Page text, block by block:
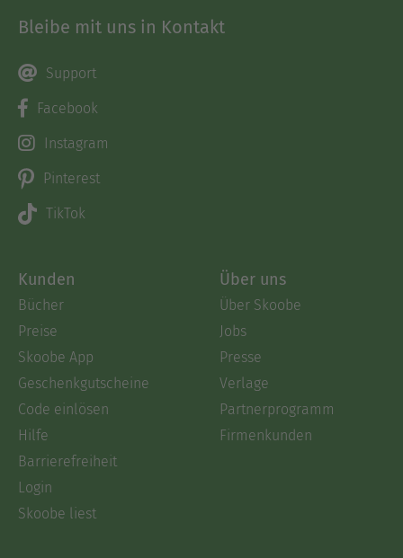
Bleibe mit uns in Kontakt
Support
Facebook
Instagram
Pinterest
TikTok
Kunden
Bücher
Preise
Skoobe App
Geschenkgutscheine
Code einlösen
Hilfe
Barrierefreiheit
Login
Skoobe liest
Über uns
Über Skoobe
Jobs
Presse
Verlage
Partnerprogramm
Firmenkunden